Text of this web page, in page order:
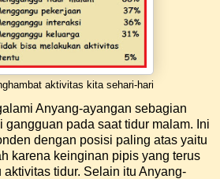
aktivitas kita sehari-hari
Anyang-ayangan sebagian
gangguan pada saat tidur malam. Ini
dengan posisi paling atas yaitu
karena keinginan pipis yang terus
tidur. Selain itu Anyang-